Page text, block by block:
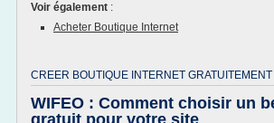
Voir également :
Acheter Boutique Internet
CREER BOUTIQUE INTERNET
WIFEO : Comment choisir un
gratuit pour votre site